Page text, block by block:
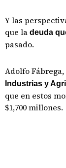
Y las
que la deuda
pasado.
Adolfo
Industrias y
que en estos
$1,700 millones.